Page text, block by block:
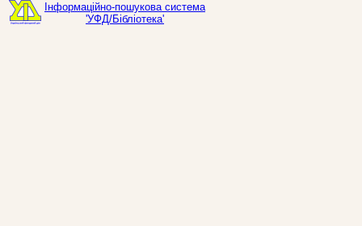
Інформаційно-пошукова система
'УФД/Бібліотека'